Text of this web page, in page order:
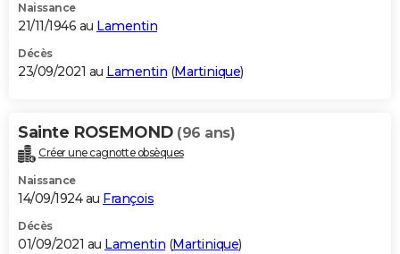
Naissance
21/11/1946 au Lamentin
Décès
23/09/2021 au Lamentin (Martinique)
Sainte ROSEMOND (96 ans)
Créer une cagnotte obsèques
Naissance
14/09/1924 au François
Décès
01/09/2021 au Lamentin (Martinique)